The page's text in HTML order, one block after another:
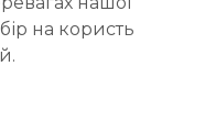
на користь